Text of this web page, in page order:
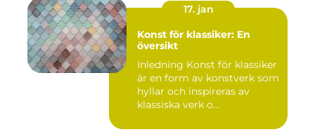
17. jan
Konst för klassiker: En
översikt
Inledning Konst för klassiker
är en form av konstverk som
hyllar och inspireras av
klassiska verk o...